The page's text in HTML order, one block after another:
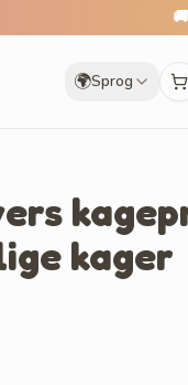
1-2
🌍Sprog
kager